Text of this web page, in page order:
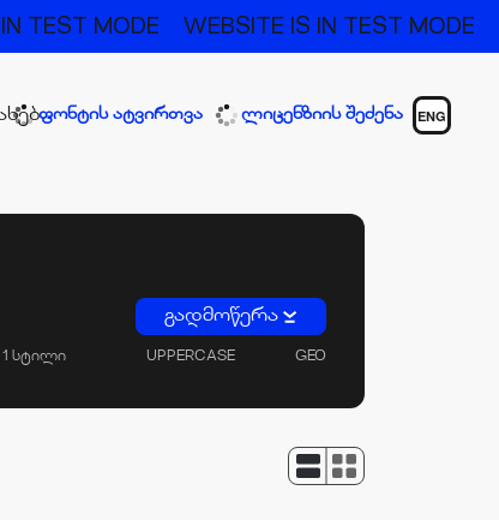
TEST MODE WEBSITE IS IN TEST MODE
ფონტის ატვირთვა ლიცენზიის შეძენა ENG
გადმოწერა
1 სტილი UPPERCASE GEO